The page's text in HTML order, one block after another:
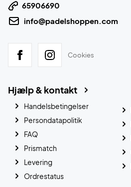
65906690
info@padelshoppen.com
Cookies
Hjælp & kontakt
Handelsbetingelser
Persondatapolitik
FAQ
Prismatch
Levering
Ordrestatus